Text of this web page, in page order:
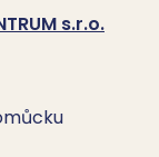
s.r.o.